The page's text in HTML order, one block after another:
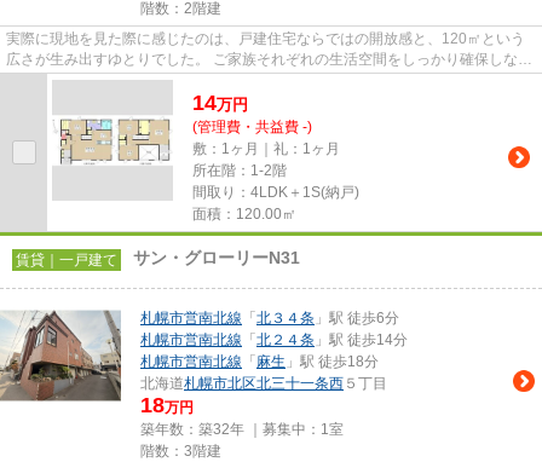
階数：2階建
実際に現地を見た際に感じたのは、戸建住宅ならではの開放感と、120㎡という
広さが生み出すゆとりでした。 ご家族それぞれの生活空間をしっかり確保しなが
ら、家族が集まる時間も大切...
14万円
(管理費・共益費 -)
敷：1ヶ月｜礼：1ヶ月
所在階：1-2階
間取り：4LDK＋1S(納戸)
面積：120.00㎡
賃貸｜一戸建て サン・グローリーN31
札幌市営南北線 「 北３４条 」駅 徒歩6分
札幌市営南北線 「 北２４条 」駅 徒歩14分
札幌市営南北線 「 麻生 」駅 徒歩18分
北海道札幌市北区北三十一条西 ５丁目
18万円
築年数：築32年 ｜募集中： 1室
階数：3階建